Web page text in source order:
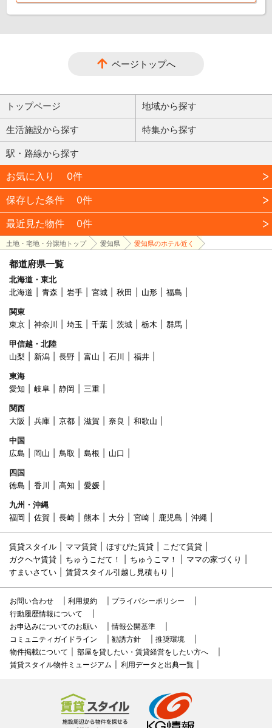
ページトップへ
トップページ 地域から探す
生活施設から探す 特集から探す
駅・路線から探す
お気に入り
0件
保存した条件
0件
最近見た物件
0件
土地・宅地・分譲地トップ 愛知県 愛知県のホテル近く
都道府県一覧
北海道・東北
北海道
青森 岩手 宮城 秋田 山形
福島
関東
東京
神奈川 埼玉 千葉 茨城 栃木
群馬
甲信越・北陸
山梨
新潟 長野 富山 石川
福井
東海
愛知
岐阜 静岡
三重
関西
大阪
兵庫 京都 滋賀 奈良
和歌山
中国
広島
岡山 鳥取 島根
山口
四国
徳島
香川 高知
愛媛
九州・沖縄
福岡
佐賀 長崎 熊本 大分 宮崎 鹿児島 沖縄
賃貸スタイル ママ賃貸 ほすぴた賃貸
こだて賃貸
ガクヘヤ賃貸
ちゅうこだて！ ちゅうこマ！
ママの家づくり
すまいさてい
賃貸スタイル引越し見積もり
お問い合わせ 利用規約
プライバシーポリシー
行動履歴情報について
お申込みについてのお願い
情報公開基準
コミュニティガイドライン
勧誘方針
推奨環境
物件掲載について
部屋を貸したい・賃貸経営をしたい方へ
賃貸スタイル物件ミュージアム
利用データと出典一覧